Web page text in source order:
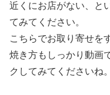
近くにお店がない、と
てみてください。
こちらでお取り寄せを
焼き方もしっかり動画
クしてみてくださいね。